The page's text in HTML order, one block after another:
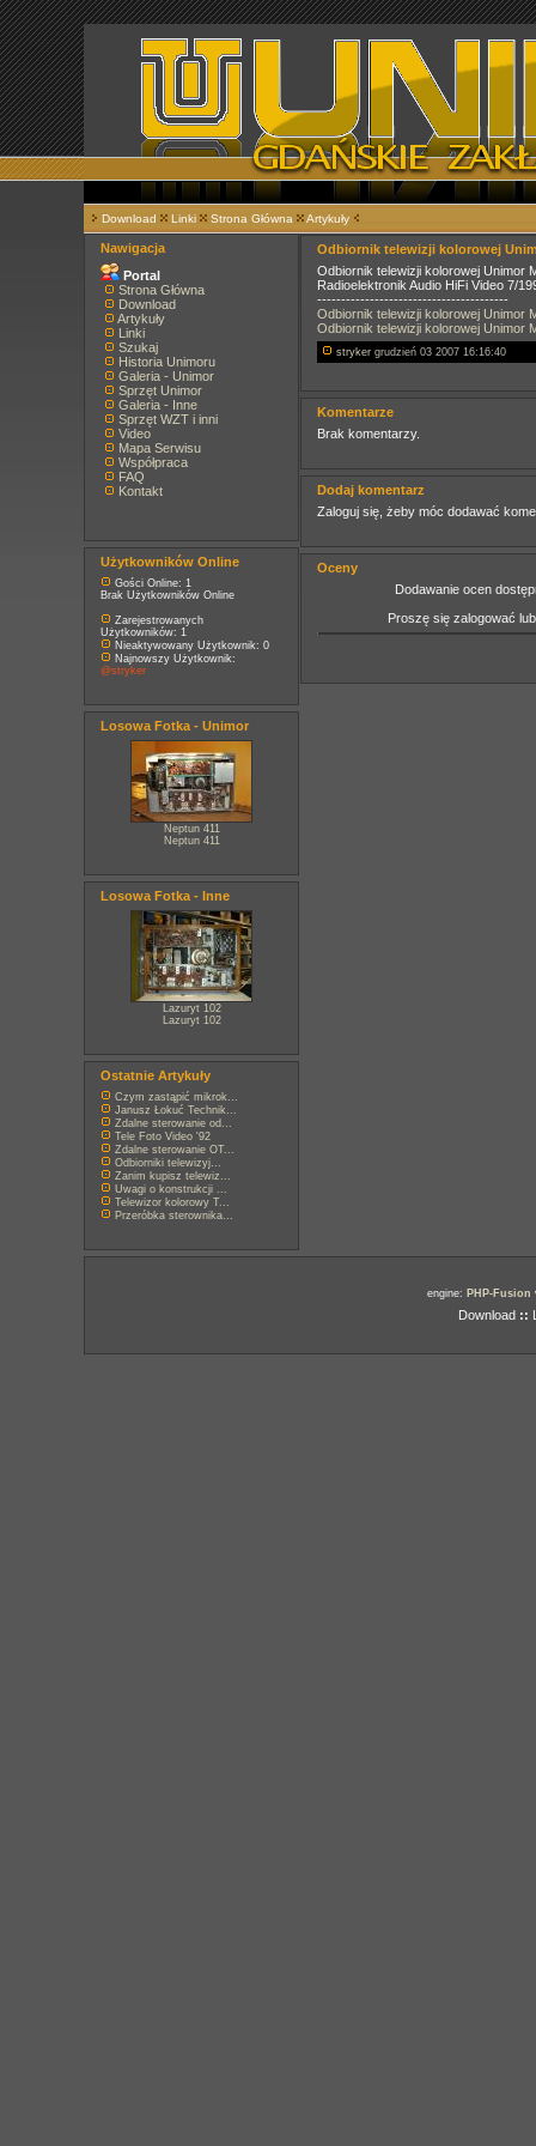
Download Linki Strona Główna Artykuły
Nawigacja
Portal
Strona Główna
Download
Artykuły
Linki
Szukaj
Historia Unimoru
Galeria - Unimor
Sprzęt Unimor
Galeria - Inne
Sprzęt WZT i inni
Video
Mapa Serwisu
Współpraca
FAQ
Kontakt
Użytkowników Online
Gości Online: 1
Brak Użytkowników Online
Zarejestrowanych
Użytkowników: 1
Nieaktywowany Użytkownik: 0
Najnowszy Użytkownik:
@stryker
Losowa Fotka - Unimor
Neptun 411
Neptun 411
Losowa Fotka - Inne
Lazuryt 102
Lazuryt 102
Ostatnie Artykuły
Czym zastąpić mikrok...
Janusz Łokuć Technik...
Zdalne sterowanie od...
Tele Foto Video '92
Zdalne sterowanie OT...
Odbiorniki telewizyj...
Zanim kupisz telewiz...
Uwagi o konstrukcji ...
Telewizor kolorowy T...
Przeróbka sterownika...
Odbiornik telewizji kolorowej
Odbiornik telewizji kolorowej Unimor
Radioelektronik Audio HiFi Video 7/
----------------------------------------
Odbiornik telewizji kolorowej Unimor
Odbiornik telewizji kolorowej Unimor
stryker grudzień 03 2007 16:16:40
Komentarze
Brak komentarzy.
Dodaj komentarz
Zaloguj się, żeby móc dodawać
Oceny
Dodawanie ocen
Proszę się zalogować
engine: PHP-Fusion
Download ::